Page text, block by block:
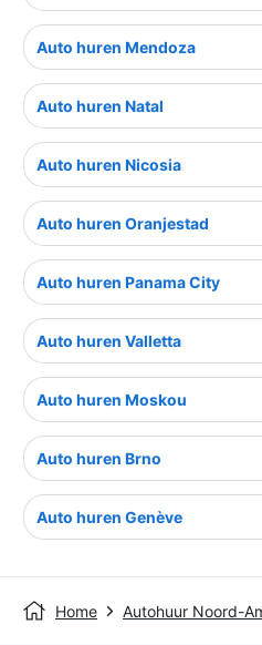
Auto huren Mendoza
Auto huren Natal
Auto huren Nicosia
Auto huren Oranjestad
Auto huren Panama City
Auto huren Valletta
Auto huren Moskou
Auto huren Brno
Auto huren Genève
Home Autohuur Noord-